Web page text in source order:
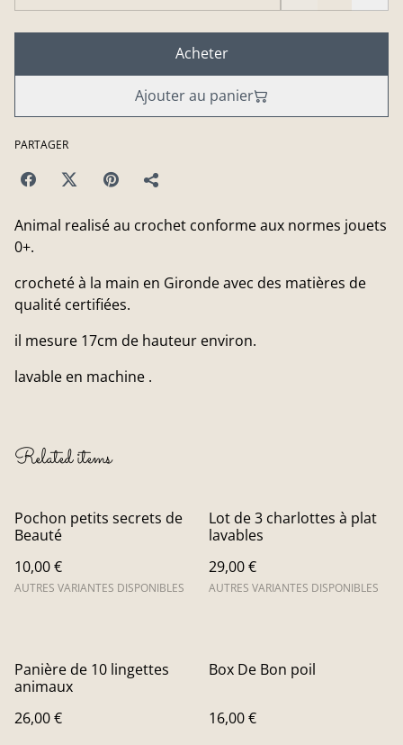
Acheter
Ajouter au panier
PARTAGER
Animal realisé au crochet conforme aux normes jouets
0+.
crocheté à la main en Gironde avec des matières de
qualité certifiées.
il mesure 17cm de hauteur environ.
lavable en machine .
Related items
Pochon petits secrets de
Beauté
10,00 €
AUTRES VARIANTES DISPONIBLES
Lot de 3 charlottes à plat
lavables
29,00 €
AUTRES VARIANTES DISPONIBLES
Panière de 10 lingettes
animaux
26,00 €
Box De Bon poil
16,00 €